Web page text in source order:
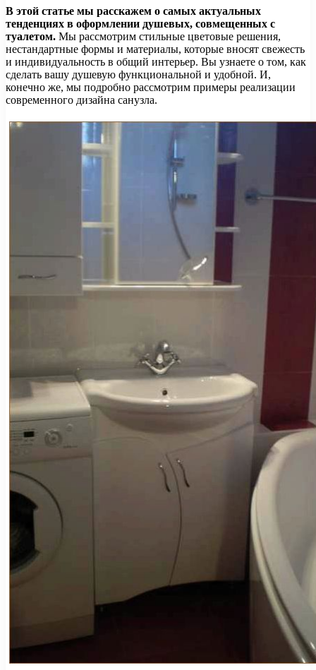
В этой статье мы расскажем о самых актуальных
тенденциях в оформлении душевых, совмещенных с
туалетом. Мы рассмотрим стильные цветовые решения,
нестандартные формы и материалы, которые вносят свежесть
и индивидуальность в общий интерьер. Вы узнаете о том, как
сделать вашу душевую функциональной и удобной. И,
конечно же, мы подробно рассмотрим примеры реализации
современного дизайна санузла.